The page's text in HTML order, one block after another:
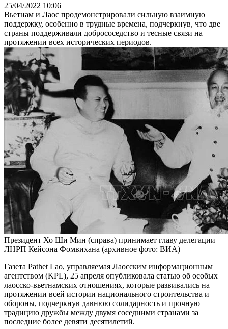
25/04/2022 10:06
Вьетнам и Лаос продемонстрировали сильную взаимную
поддержку, особенно в трудные времена, подчеркнув, что две
страны поддерживали добрососедство и тесные связи на
протяжении всех исторических периодов.
Президент Хо Ши Мин (справа) принимает главу делегации
ЛНРП Кейсона Фомвихана (архивное фото: ВИА)
Газета Pathet Lao, управляемая Лаосским информационным
агентством (KPL), 25 апреля опубликовала статью об особых
лаосско-вьетнамских отношениях, которые развивались на
протяжении всей истории национального строительства и
обороны, подчеркнув давнюю солидарность и прочную
традицию дружбы между двумя соседними странами за
последние более девяти десятилетий.